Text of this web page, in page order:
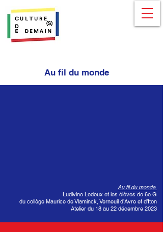
Au fil du monde
Au fil du monde
Ludivine Ledoux et les élèves de 6e G
du collège Maurice de Vlaminck, Verneuil d’Avre et d’Iton
Atelier du 18 au 22 décembre 2023